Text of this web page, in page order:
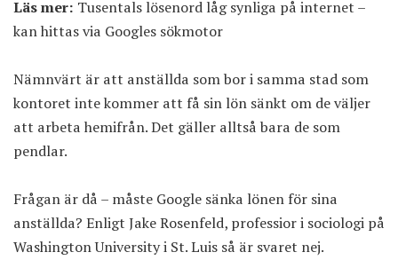
Läs mer: Tusentals lösenord låg synliga på internet –
kan hittas via Googles sökmotor
Nämnvärt är att anställda som bor i samma stad som
kontoret inte kommer att få sin lön sänkt om de väljer
att arbeta hemifrån. Det gäller alltså bara de som
pendlar.
Frågan är då – måste Google sänka lönen för sina
anställda? Enligt Jake Rosenfeld, professior i sociologi på
Washington University i St. Luis så är svaret nej.